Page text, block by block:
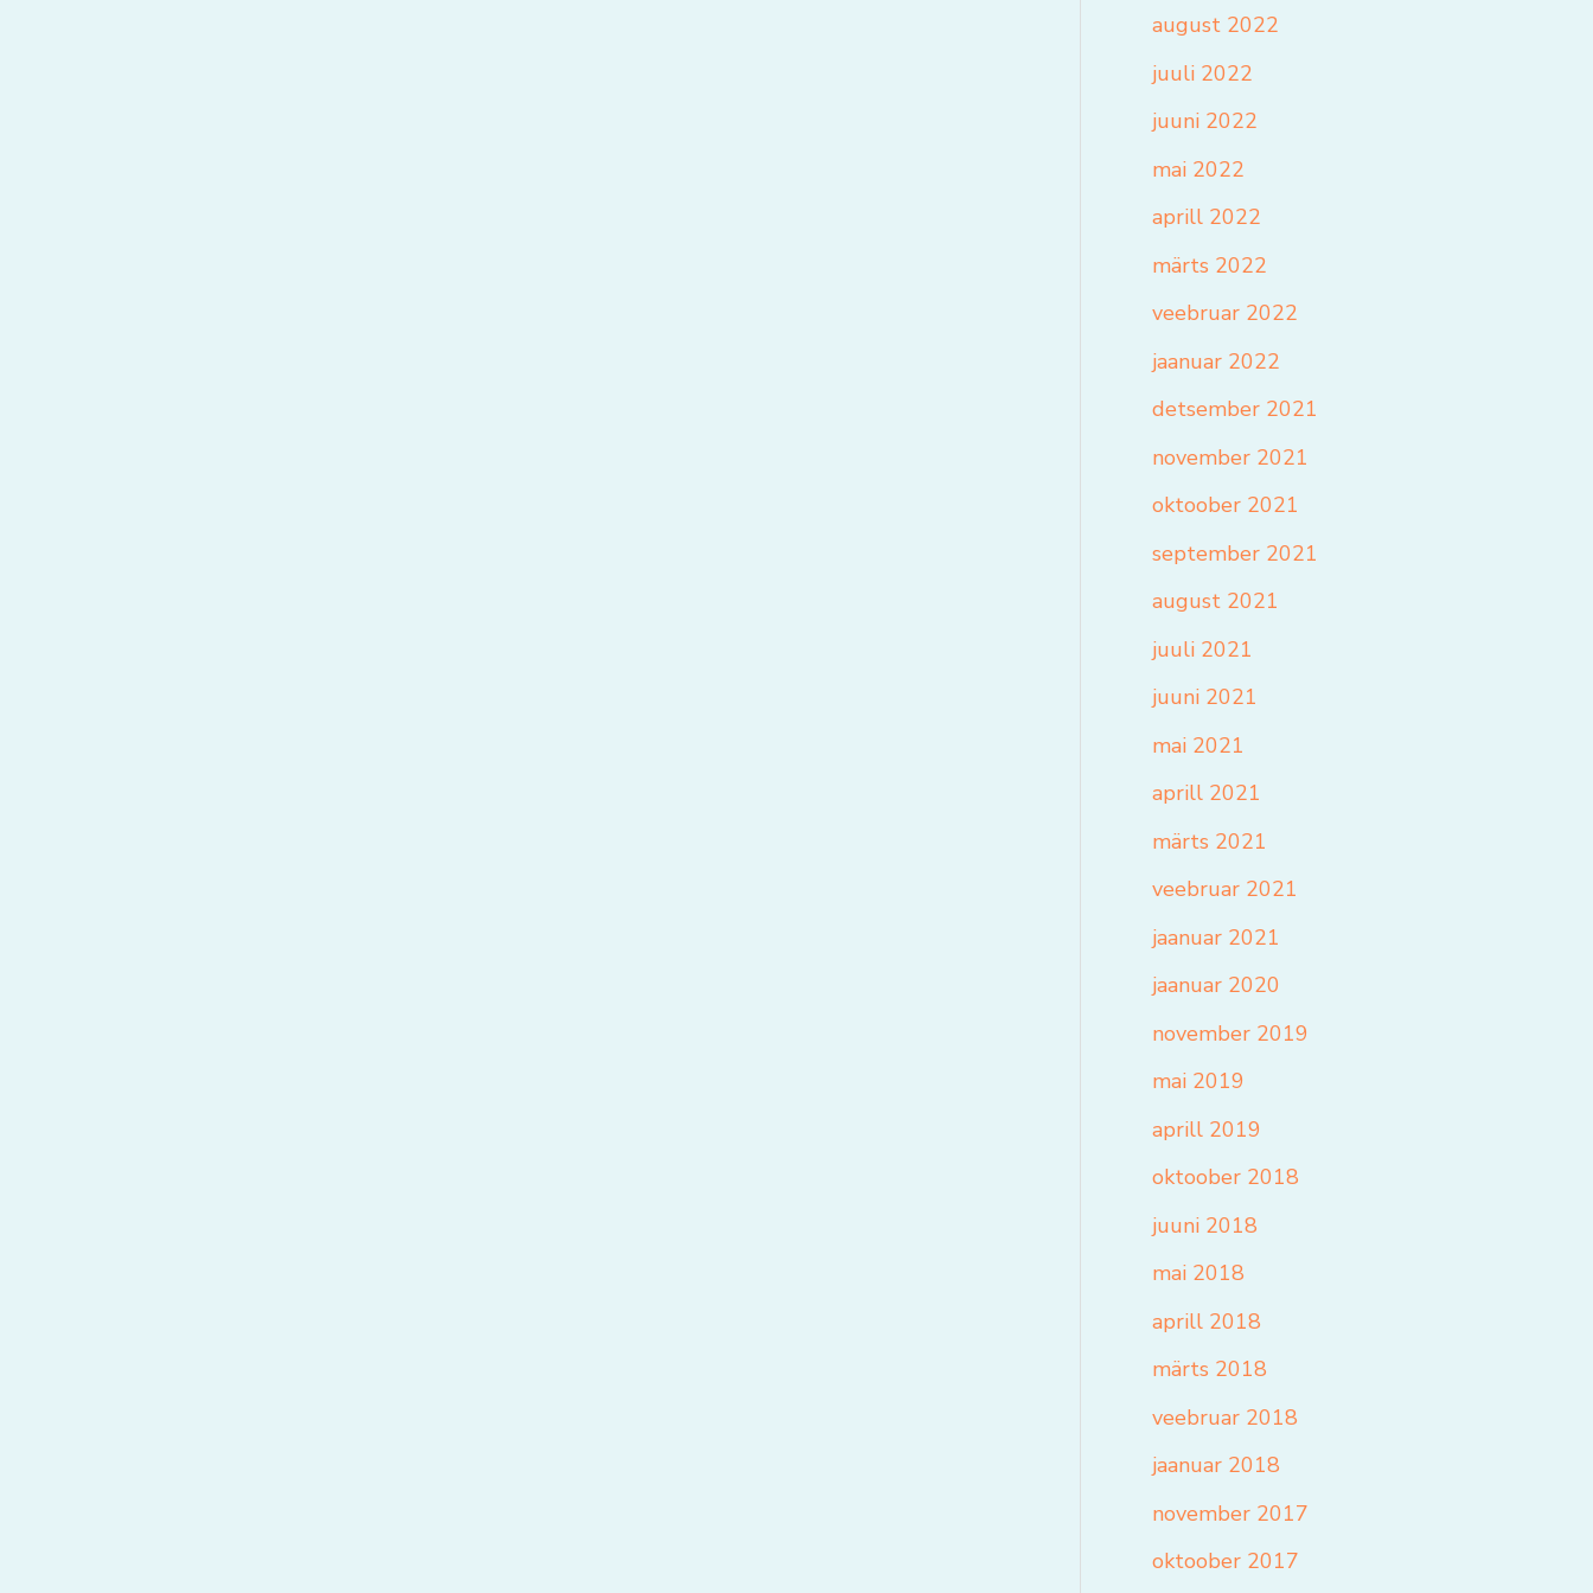
august 2022
juuli 2022
juuni 2022
mai 2022
aprill 2022
märts 2022
veebruar 2022
jaanuar 2022
detsember 2021
november 2021
oktoober 2021
september 2021
august 2021
juuli 2021
juuni 2021
mai 2021
aprill 2021
märts 2021
veebruar 2021
jaanuar 2021
jaanuar 2020
november 2019
mai 2019
aprill 2019
oktoober 2018
juuni 2018
mai 2018
aprill 2018
märts 2018
veebruar 2018
jaanuar 2018
november 2017
oktoober 2017